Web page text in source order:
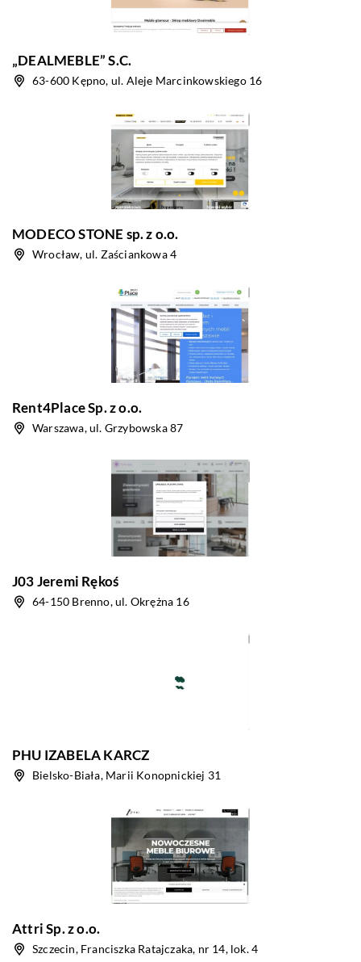
„DEALMEBLE” S.C.
63-600 Kępno, ul. Aleje Marcinkowskiego 16
MODECO STONE sp. z o.o.
Wrocław, ul. Zaściankowa 4
Rent4Place Sp. z o.o.
Warszawa, ul. Grzybowska 87
J03 Jeremi Rękoś
64-150 Brenno, ul. Okrężna 16
PHU IZABELA KARCZ
Bielsko-Biała, Marii Konopnickiej 31
Attri Sp. z o.o.
Szczecin, Franciszka Ratajczaka, nr 14, lok. 4